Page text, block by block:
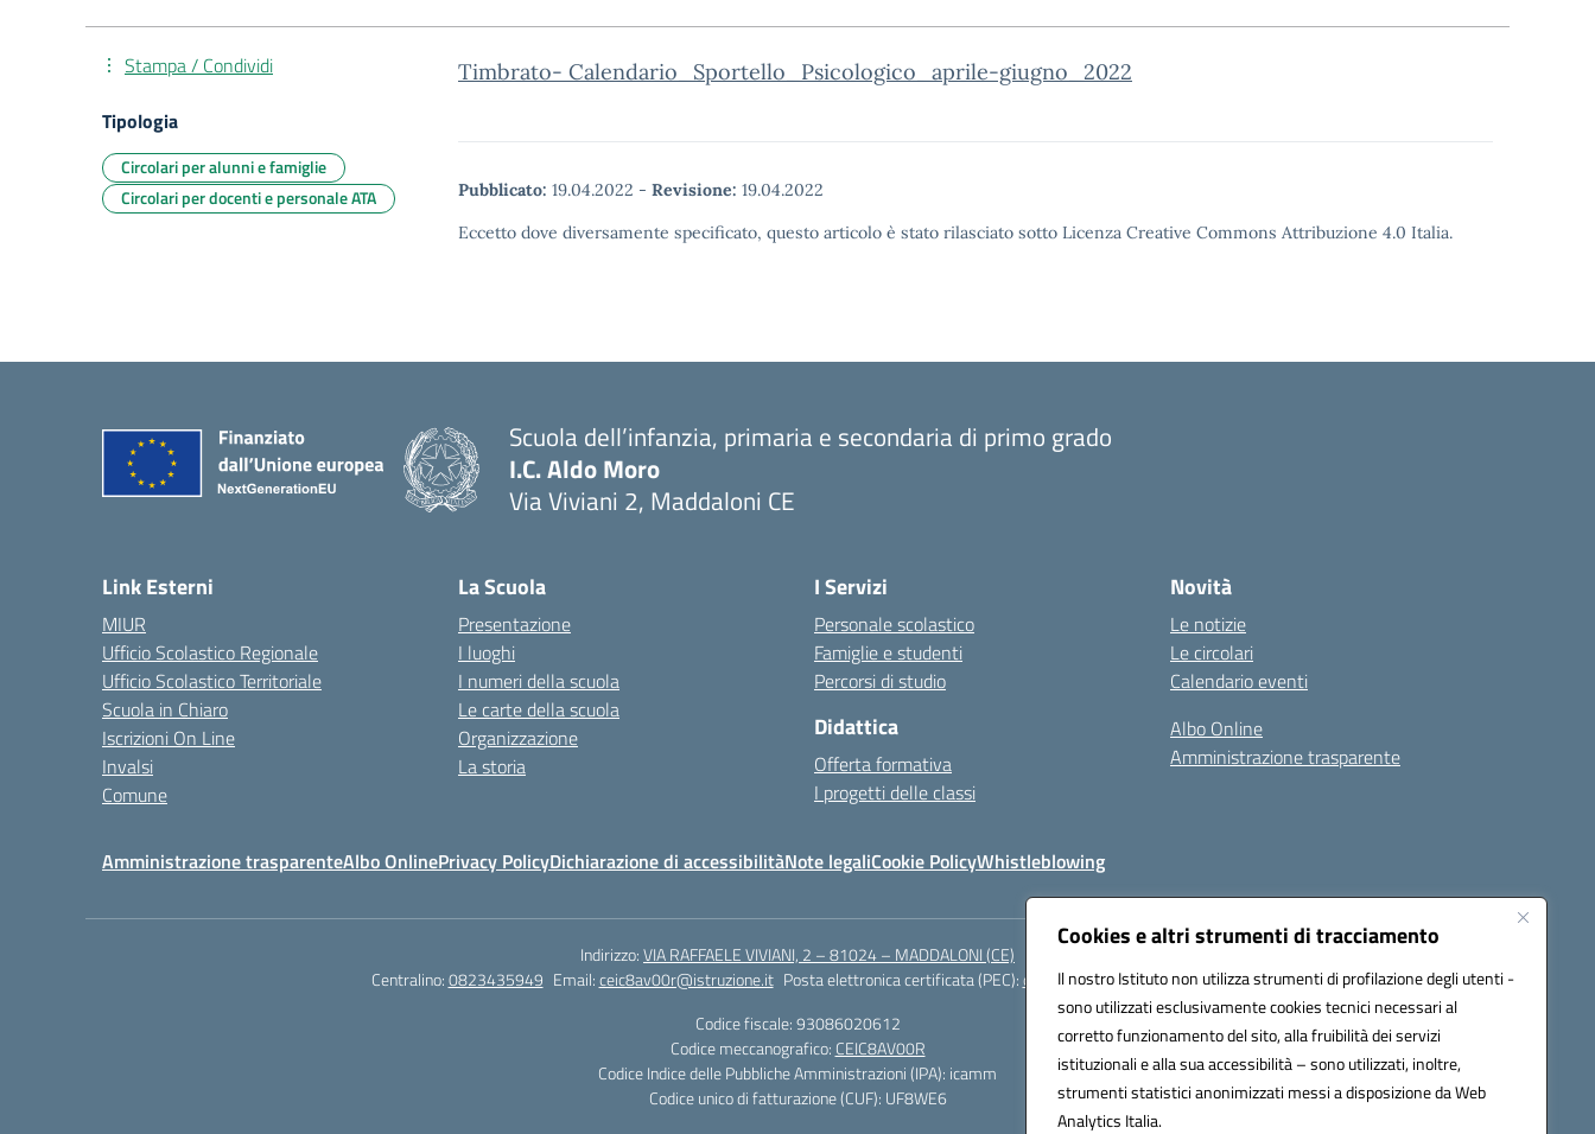
Cookies e altri strumenti di tracciamento
Il nostro Istituto non utilizza strumenti di profilazione degli utenti -
sono utilizzati esclusivamente cookies tecnici necessari al
corretto funzionamento del sito, alla fruibilità dei servizi
istituzionali e alla sua accessibilità – sono utilizzati, inoltre,
strumenti statistici anonimizzati messi a disposizione da Web
Analytics Italia.
Timbrato- Calendario_Sportello_Psicologico_aprile-giugno_2022
Pubblicato: 19.04.2022 - Revisione: 19.04.2022
Eccetto dove diversamente specificato, questo articolo è stato rilasciato sotto Licenza Creative Commons Attribuzione 4.0 Italia.
Stampa / Condividi
Tipologia
Circolari per alunni e famiglie
Circolari per docenti e personale ATA
Scuola dell’infanzia, primaria e secondaria di primo grado
I.C. Aldo Moro
Via Viviani 2, Maddaloni CE
Link Esterni
MIUR
Ufficio Scolastico Regionale
Ufficio Scolastico Territoriale
Scuola in Chiaro
Iscrizioni On Line
Invalsi
Comune
La Scuola
Presentazione
I luoghi
I numeri della scuola
Le carte della scuola
Organizzazione
La storia
I Servizi
Personale scolastico
Famiglie e studenti
Percorsi di studio
Didattica
Offerta formativa
I progetti delle classi
Novità
Le notizie
Le circolari
Calendario eventi
Albo Online
Amministrazione trasparente
Amministrazione trasparenteAlbo OnlinePrivacy PolicyDichiarazione di accessibilitàNote legaliCookie PolicyWhistleblowing
Indirizzo:VIA RAFFAELE VIVIANI, 2 – 81024 – MADDALONI (CE)
Centralino:0823435949 Email:ceic8av00r@istruzione.it Posta elettronica certificata (PEC):ceic8av00r@pec.istruzione.it
Codice fiscale: 93086020612
Codice meccanografico: CEIC8AV00R
Codice Indice delle Pubbliche Amministrazioni (IPA): icamm
Codice unico di fatturazione (CUF): UF8WE6